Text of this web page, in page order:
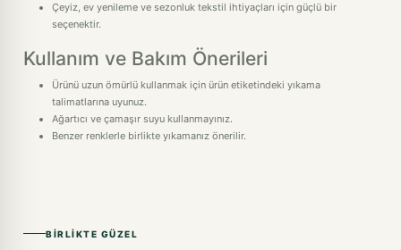
Çeyiz, ev yenileme ve sezonluk tekstil ihtiyaçları için güçlü bir
seçenektir.
Kullanım ve Bakım Önerileri
Ürünü uzun ömürlü kullanmak için ürün etiketindeki yıkama
talimatlarına uyunuz.
Ağartıcı ve çamaşır suyu kullanmayınız.
Benzer renklerle birlikte yıkamanız önerilir.
BIRLIKTE GÜZEL